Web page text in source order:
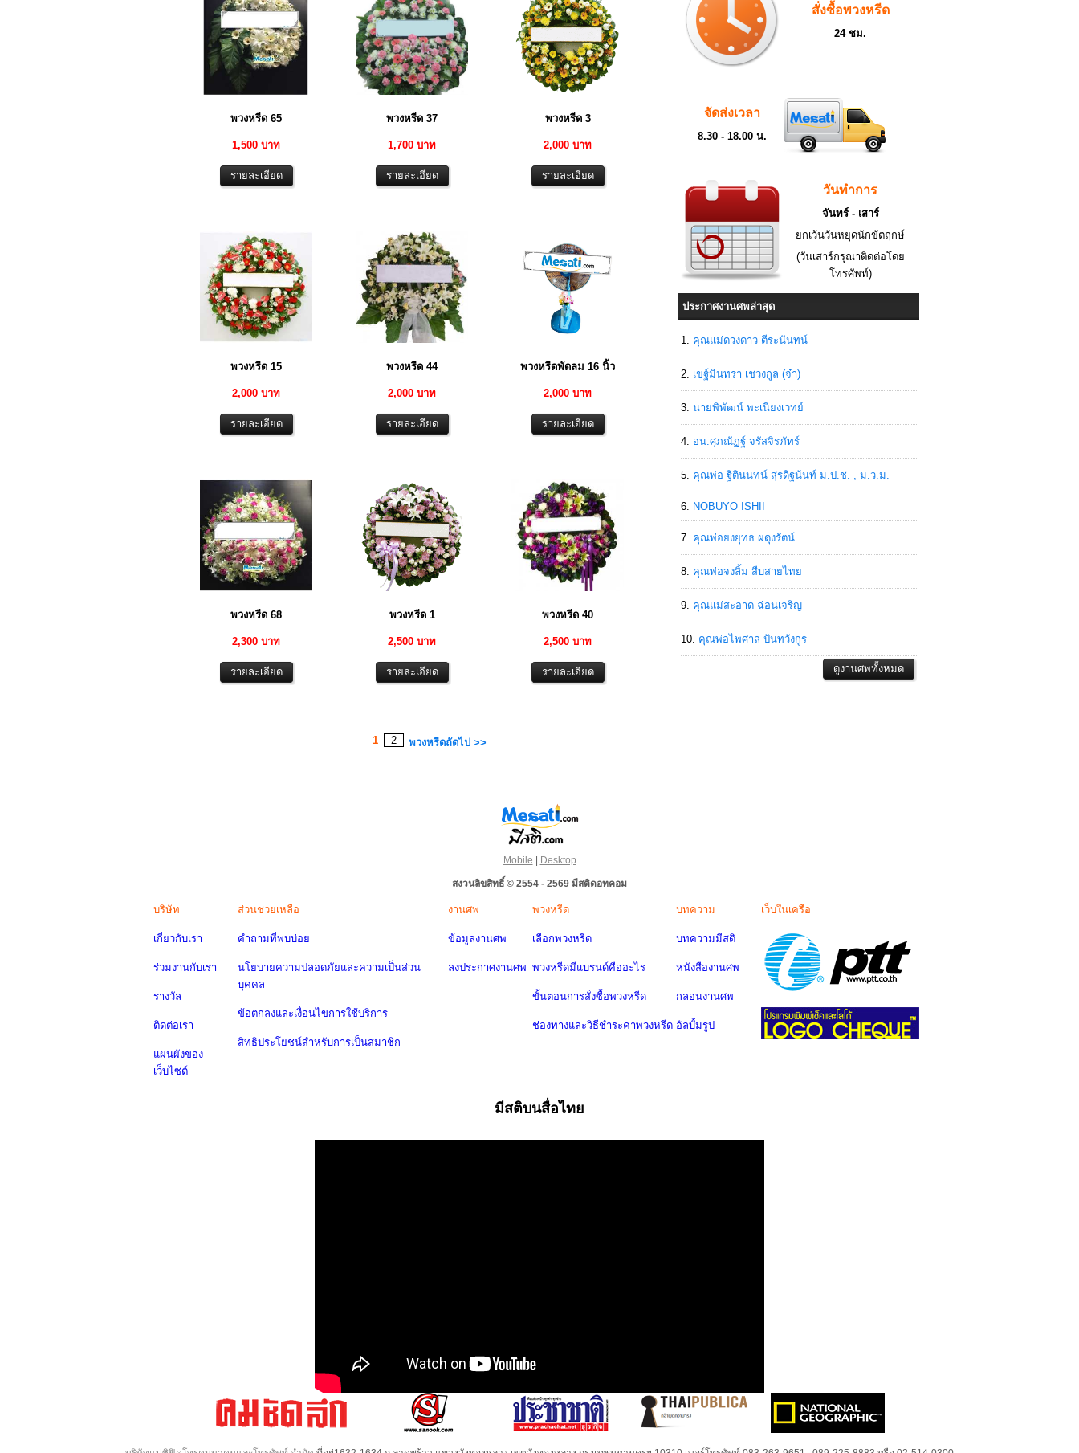
พวงหรีด 65
1,500 บาท
พวงหรีด 37
1,700 บาท
พวงหรีด 3
2,000 บาท
พวงหรีด 15
2,000 บาท
พวงหรีด 44
2,000 บาท
พวงหรีดพัดลม 16 นิ้ว
2,000 บาท
พวงหรีด 68
2,300 บาท
พวงหรีด 1
2,500 บาท
พวงหรีด 40
2,500 บาท
1 2 พวงหรีดถัดไป >>
สั่งซื้อพวงหรีด
24 ชม.
จัดส่งเวลา
8.30 - 18.00 น.
วันทำการ
จันทร์ - เสาร์
ยกเว้นวันหยุดนักขัตฤกษ์
(วันเสาร์กรุณาติดต่อโดย
โทรศัพท์)
ประกาศงานศพล่าสุด
คุณแม่ดวงดาว ตีระนันทน์
เขฐ์มินทรา เชวงกูล (จ๋า)
นายพิพัฒน์ พะเนียงเวทย์
อน.ศุภณัฏฐ์ จรัสจิรภัทร์
คุณพ่อ ฐิตินนทน์ สุรดิฐนันท์ ม.ป.ช. , ม.ว.ม.
NOBUYO ISHII
คุณพ่อยงยุทธ ผดุงรัตน์
คุณพ่อจงลิ้ม สืบสายไทย
คุณแม่สะอาด ฉ่อนเจริญ
คุณพ่อไพศาล ปันทวังกูร
Mobile | Desktop
สงวนลิขสิทธิ์ © 2554 - 2569 มีสติดอทคอม
บริษัท
เกี่ยวกับเรา
ร่วมงานกับเรา
รางวัล
ติดต่อเรา
แผนผังของ
เว็บไซต์
ส่วนช่วยเหลือ
คำถามที่พบบ่อย
นโยบายความปลอดภัยและความเป็นส่วน
บุคคล
ข้อตกลงและเงื่อนไขการใช้บริการ
สิทธิประโยชน์สำหรับการเป็นสมาชิก
งานศพ
ข้อมูลงานศพ
ลงประกาศงานศพ
พวงหรีด
เลือกพวงหรีด
พวงหรีดมีแบรนด์คืออะไร
ขั้นตอนการสั่งซื้อพวงหรีด
ช่องทางและวิธีชำระค่าพวงหรีด
บทความ
บทความมีสติ
หนังสืองานศพ
กลอนงานศพ
อัลบั้มรูป
เว็บในเครือ
มีสติบนสื่อไทย